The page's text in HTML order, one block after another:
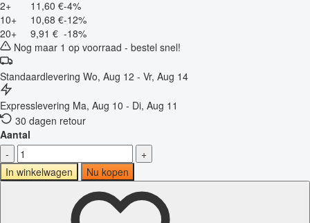
2+
11,60 €-4%
10+
10,68 €-12%
20+
9,91 € -18%
Nog maar 1 op voorraad - bestel snel!
Standaardlevering Wo, Aug 12 - Vr, Aug 14
Expresslevering Ma, Aug 10 - Di, Aug 11
30 dagen retour
Aantal
-
+
In winkelwagen
Nu kopen